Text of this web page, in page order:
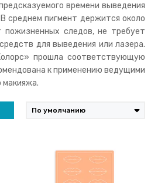
времени выведения
среднем пигмент держится около
следов, не требует
для выведения или лазера.
прошла соответствующую
к применению ведущими
макияжа.